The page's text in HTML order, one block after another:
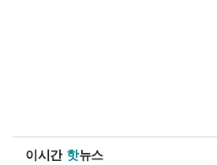
이시간 핫뉴스